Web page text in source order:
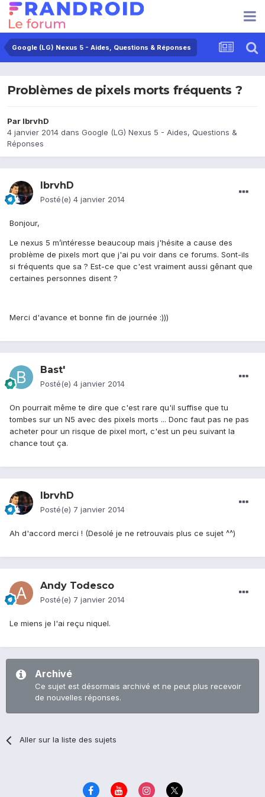
Google (LG) Nexus 5 - Aides, Questions & Réponses
Problèmes de pixels morts fréquents ?
Par IbrvhD
4 janvier 2014 dans Google (LG) Nexus 5 - Aides, Questions &
Réponses
IbrvhD
Posté(e) 4 janvier 2014
Bonjour,
Le nexus 5 m’intéresse beaucoup mais j'hésite a cause des
problème de pixels mort que j'ai pu voir dans ce forums. Sont-ils
si fréquents que sa ? Est-ce que c'est vraiment aussi gênant que
certaines personnes disent ?
Merci d'avance et bonne fin de journée :)))
Bast'
Posté(e) 4 janvier 2014
On pourrait même te dire que c'est rare qu'il suffise que tu
tombes sur un N5 avec des pixels morts ... Donc faut pas ne pas
acheter pour un risque de pixel mort, c'est un peu suivant la
chance tout ça.
IbrvhD
Posté(e) 7 janvier 2014
Ah d'accord merci ! (Desolé je ne retrouvais plus ce sujet ^^)
Andy Todesco
Posté(e) 7 janvier 2014
Le miens je l'ai reçu niquel.
Archivé
Ce sujet est désormais archivé et ne peut plus recevoir
de nouvelles réponses.
Aller sur la liste des sujets